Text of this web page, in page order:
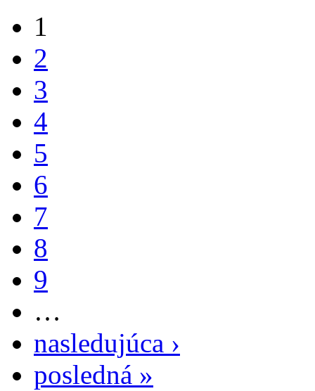
1
2
3
4
5
6
7
8
9
…
nasledujúca ›
posledná »